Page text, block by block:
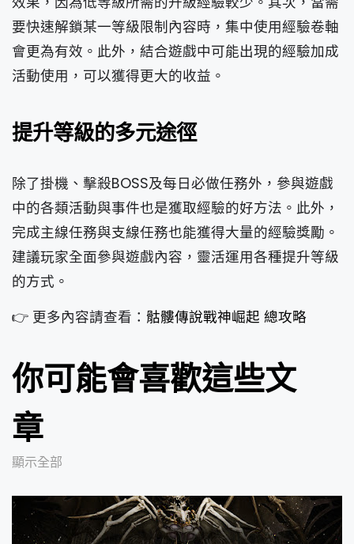
要快速解鎖某一等級限制內容時，集中使用經驗卷軸
會更為有效。此外，結合遊戲中可能出現的經驗加成
活動使用，可以獲得更大的收益。
提升等級的多元途徑
除了掛機、擊殺BOSS及每日必做任務外，參與遊戲
中的各類活動與事件也是獲取經驗的好方法。此外，
完成主線任務與支線任務也能獲得大量的經驗獎勵。
建議玩家全面參與遊戲內容，靈活運用各種提升等級
的方式。
👉 更多內容請查看： 骷髏傳說戰神崛起 總攻略
你可能會喜歡這些文
章
顯示全部